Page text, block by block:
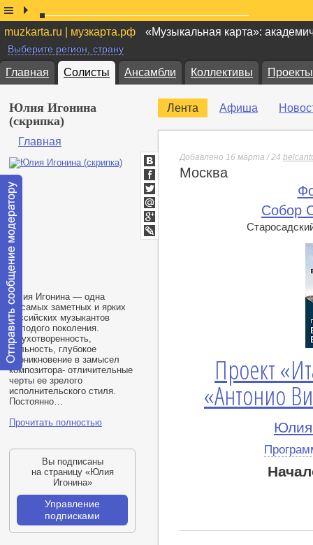
muzkarta.ru | музкарта.рф «Музыкальная карта»:
Выберите регион, страну
Главная Солисты Ансамбли Коллективы Проекты
Юлия Игонина
(скрипка)
Главная
Юлия Игонина — одна
из самых заметных и ярких
российских музыкантов
молодого поколения.
Одухотворенность,
цельность, глубокое
проникновение в замысел
композитора- отличительные
черты ее зрелого
исполнительского стиля.
Постоянно…
Прочитать полностью
Вы подписаны
на страницу «Юлия
Игонина»
Управление
подписками
Лента Афиша
Добавлено 16 марта / 24
Москва
Собор
Проект
«Антонио
Юлия
ВКонтакте
Facebook
Twitter
Мой
Мир
Google+
lj
Отправить
сообщение
модератору